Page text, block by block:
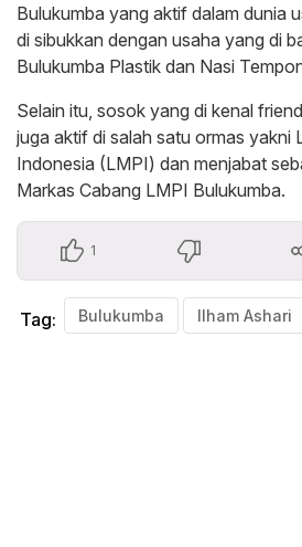
Bulukumba yang aktif dalam dunia
di sibukkan dengan usaha yang di
Bulukumba Plastik dan Nasi
Selain itu, sosok yang di kenal
juga aktif di salah satu ormas yakni
Indonesia (LMPI) dan menjabat
Markas Cabang LMPI Bulukumba.
1
Tag: Bulukumba Ilham Ashari